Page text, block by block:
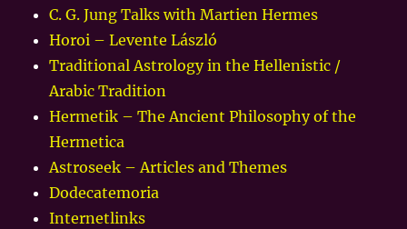
C. G. Jung Talks with Martien Hermes
Horoi – Levente László
Traditional Astrology in the Hellenistic /
Arabic Tradition
Hermetik – The Ancient Philosophy of the
Hermetica
Astroseek – Articles and Themes
Dodecatemoria
Internetlinks